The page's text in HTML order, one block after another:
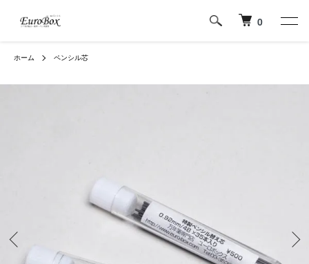
0
ホーム ペンシル芯